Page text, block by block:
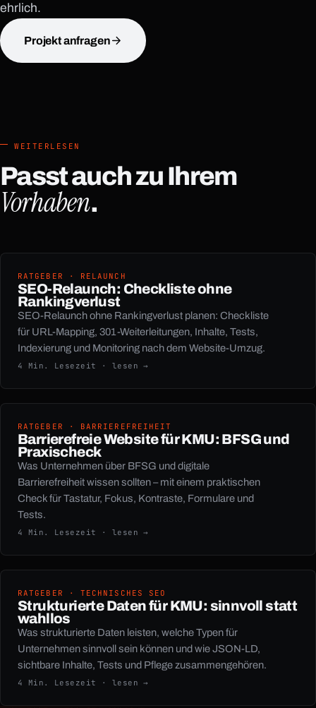
ehrlich.
Projekt anfragen
WEITERLESEN
Passt auch zu Ihrem
Vorhaben.
RATGEBER · RELAUNCH
SEO-Relaunch: Checkliste ohne
Rankingverlust
SEO-Relaunch ohne Rankingverlust planen: Checkliste
für URL-Mapping, 301-Weiterleitungen, Inhalte, Tests,
Indexierung und Monitoring nach dem Website-Umzug.
4 Min. Lesezeit · lesen →
RATGEBER · BARRIEREFREIHEIT
Barrierefreie Website für KMU: BFSG und
Praxischeck
Was Unternehmen über BFSG und digitale
Barrierefreiheit wissen sollten – mit einem praktischen
Check für Tastatur, Fokus, Kontraste, Formulare und
Tests.
4 Min. Lesezeit · lesen →
RATGEBER · TECHNISCHES SEO
Strukturierte Daten für KMU: sinnvoll statt
wahllos
Was strukturierte Daten leisten, welche Typen für
Unternehmen sinnvoll sein können und wie JSON-LD,
sichtbare Inhalte, Tests und Pflege zusammengehören.
4 Min. Lesezeit · lesen →